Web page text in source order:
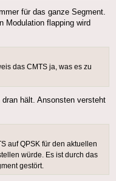
für das ganze Segment.
Modulation flapping wird
das CMTS ja, was es zu
hält. Ansonsten versteht
auf QPSK für den aktuellen
würde. Es ist durch das
gestört.